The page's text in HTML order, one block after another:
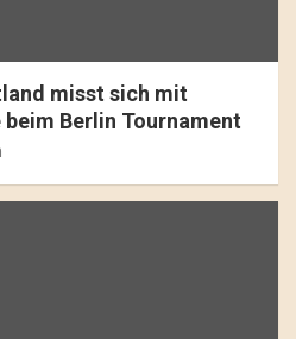
misst sich mit
Berlin Tournament